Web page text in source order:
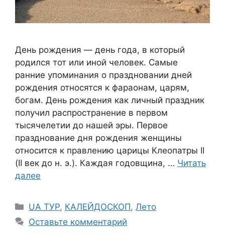
День рождения — день года, в который
родился тот или иной человек. Самые
ранние упоминания о праздновании дней
рождения относятся к фараонам, царям,
богам. День рождения как личный праздник
получил распространение в первом
тысячелетии до нашей эры. Первое
празднование дня рождения женщины
относится к правлению царицы Клеопатры II
(II век до н. э.). Каждая годовщина, … Читать
далее
Рубрики
UA ТУР, КАЛЕЙДОСКОП,Лето
Оставьте комментарий